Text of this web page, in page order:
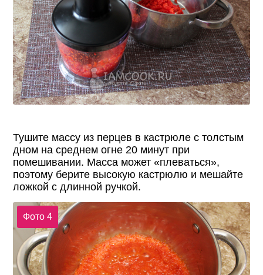
Тушите массу из перцев в кастрюле с толстым
дном на среднем огне 20 минут при
помешивании. Масса может «плеваться»,
поэтому берите высокую кастрюлю и мешайте
ложкой с длинной ручкой.
Фото 4